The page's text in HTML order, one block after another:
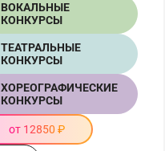
ВОКАЛЬНЫЕ
КОНКУРСЫ
ТЕАТРАЛЬНЫЕ
КОНКУРСЫ
ХОРЕОГРАФИЧЕСКИЕ
КОНКУРСЫ
от 12850 ₽